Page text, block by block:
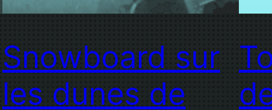
Snowboard sur
les dunes de